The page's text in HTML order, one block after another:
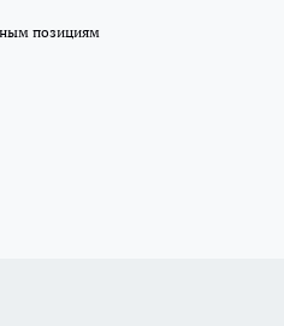
позициям